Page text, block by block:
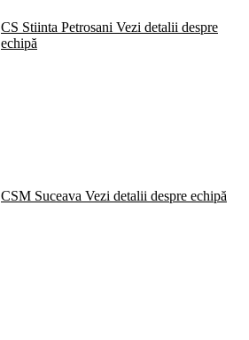
CS Stiinta Petrosani Vezi detalii despre
echipă
CSM Suceava Vezi detalii despre echipă